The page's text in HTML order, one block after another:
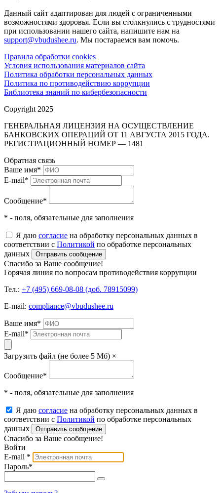
Данный сайт адаптирован для людей с ограниченными
возможностями здоровья. Если вы столкнулись с трудностями
при использовании нашего сайта, напишите нам на
support@vbudushee.ru. Мы постараемся вам помочь.
Правила обработки cookies
Условия использования материалов сайта
Политика обработки персональных данных
Политика по противодействию коррупции
Библиотека знаний по кибербезопасности
Copyright 2025
ГЕНЕРАЛЬНАЯ ЛИЦЕНЗИЯ НА ОСУЩЕСТВЛЕНИЕ
БАНКОВСКИХ ОПЕРАЦИЙ ОТ 11 АВГУСТА 2015 ГОДА.
РЕГИСТРАЦИОННЫЙ НОМЕР — 1481
Обратная связь
Ваше имя*
E-mail*
Сообщение*
* - поля, обязательные для заполнения
Я даю согласие на обработку персональных данных в
соответствии с Политикой по обработке персональных
данных
Отправить сообщение
Спасибо за Ваше сообщение!
Горячая линия по вопросам противодействия коррупции
Тел.: +7 (495) 669-08-08 (доб. 78915099)
E-mail: compliance@vbudushee.ru
Ваше имя*
E-mail*
Загрузить файл (не более 5 Мб) ×
Сообщение*
* - поля, обязательные для заполнения
Я даю согласие на обработку персональных данных в
соответствии с Политикой по обработке персональных
данных
Отправить сообщение
Спасибо за Ваше сообщение!
Войти
E-mail *
Пароль*